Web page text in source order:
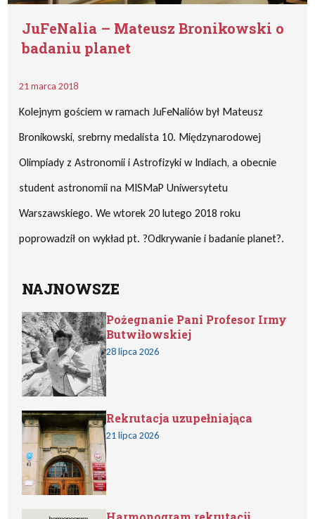
JuFeNalia – Mateusz Bronikowski o
badaniu planet
21 marca 2018
Kolejnym gościem w ramach JuFeNaliów był Mateusz
Bronikowski, srebrny medalista 10. Międzynarodowej
Olimpiady z Astronomii i Astrofizyki w Indiach, a obecnie
student astronomii na MISMaP Uniwersytetu
Warszawskiego. We wtorek 20 lutego 2018 roku
poprowadził on wykład pt. ?Odkrywanie i badanie planet?.
NAJNOWSZE
Pożegnanie Pani Profesor Irmy
Butwiłowskiej
28 lipca 2026
Rekrutacja uzupełniająca
21 lipca 2026